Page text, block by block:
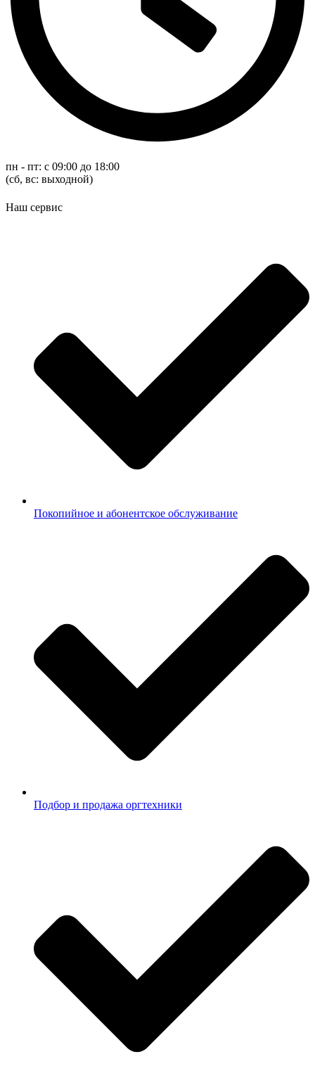
пн - пт: с 09:00 до 18:00
(cб, вс: выходной)
Наш сервис
Покопийное и абонентское обслуживание
Подбор и продажа оргтехники